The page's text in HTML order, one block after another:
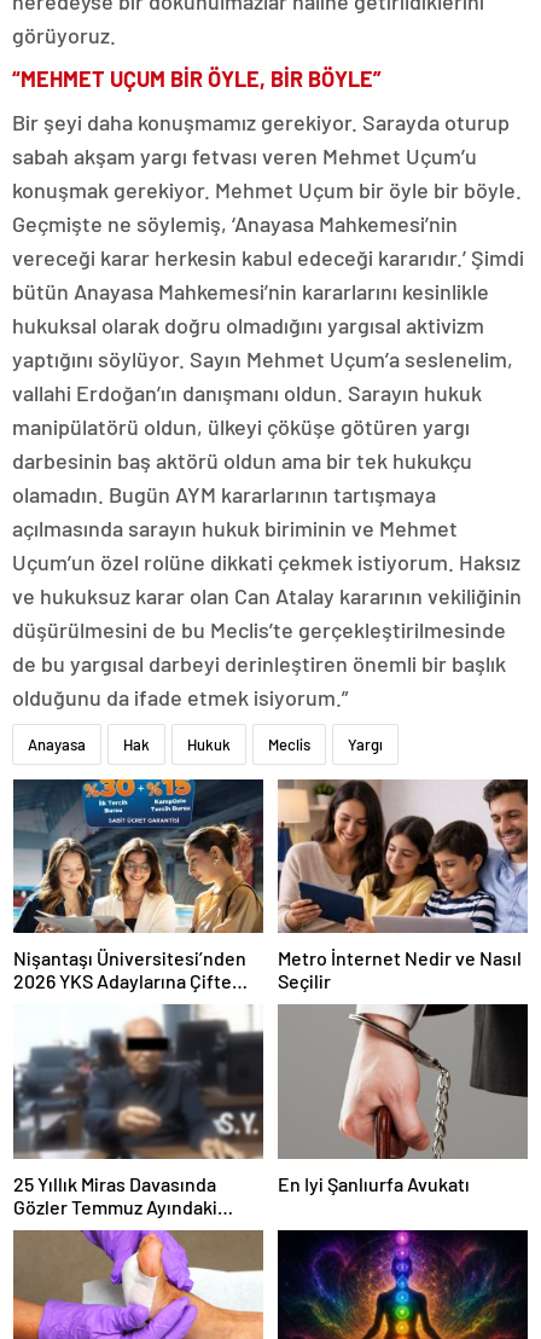
görüyoruz.
“MEHMET UÇUM BİR ÖYLE, BİR BÖYLE”
Bir şeyi daha konuşmamız gerekiyor. Sarayda oturup
sabah akşam yargı fetvası veren Mehmet Uçum’u
konuşmak gerekiyor. Mehmet Uçum bir öyle bir böyle.
Geçmişte ne söylemiş, ‘Anayasa Mahkemesi’nin
vereceği karar herkesin kabul edeceği kararıdır.’ Şimdi
bütün Anayasa Mahkemesi’nin kararlarını kesinlikle
hukuksal olarak doğru olmadığını yargısal aktivizm
yaptığını söylüyor. Sayın Mehmet Uçum’a seslenelim,
vallahi Erdoğan’ın danışmanı oldun. Sarayın hukuk
manipülatörü oldun, ülkeyi çöküşe götüren yargı
darbesinin baş aktörü oldun ama bir tek hukukçu
olamadın. Bugün AYM kararlarının tartışmaya
açılmasında sarayın hukuk biriminin ve Mehmet
Uçum’un özel rolüne dikkati çekmek istiyorum. Haksız
ve hukuksuz karar olan Can Atalay kararının vekiliğinin
düşürülmesini de bu Meclis’te gerçekleştirilmesinde
de bu yargısal darbeyi derinleştiren önemli bir başlık
olduğunu da ifade etmek isiyorum.”
Anayasa Hak Hukuk Meclis Yargı
Nişantaşı Üniversitesi’nden
2026 YKS Adaylarına Çifte
Güvence: Sabit Ücret ve
Kesintisiz Burs
Metro İnternet Nedir ve Nasıl
Seçilir
25 Yıllık Miras Davasında
Gözler Temmuz Ayındaki
Karar Duruşmasına Çevrildi
En Iyi Şanlıurfa Avukatı